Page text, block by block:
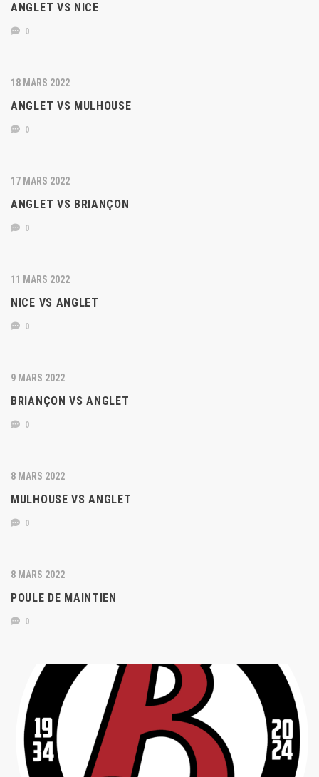
ANGLET VS NICE
0
18 MARS 2022
ANGLET VS MULHOUSE
0
17 MARS 2022
ANGLET VS BRIANÇON
0
11 MARS 2022
NICE VS ANGLET
0
9 MARS 2022
BRIANÇON VS ANGLET
0
8 MARS 2022
MULHOUSE VS ANGLET
0
8 MARS 2022
POULE DE MAINTIEN
0